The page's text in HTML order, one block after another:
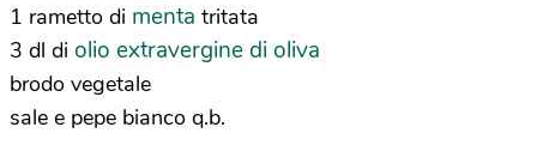
1 rametto di menta tritata
3 dl di olio extravergine di oliva
brodo vegetale
sale e pepe bianco q.b.